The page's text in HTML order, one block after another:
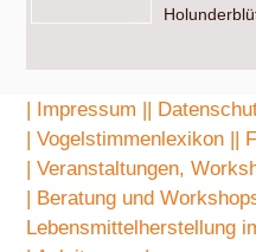
| Impressum ||
| Vogelstimmenlexikon ||
| Veranstaltungen,
| Beratung und
Lebensmittelherstellung